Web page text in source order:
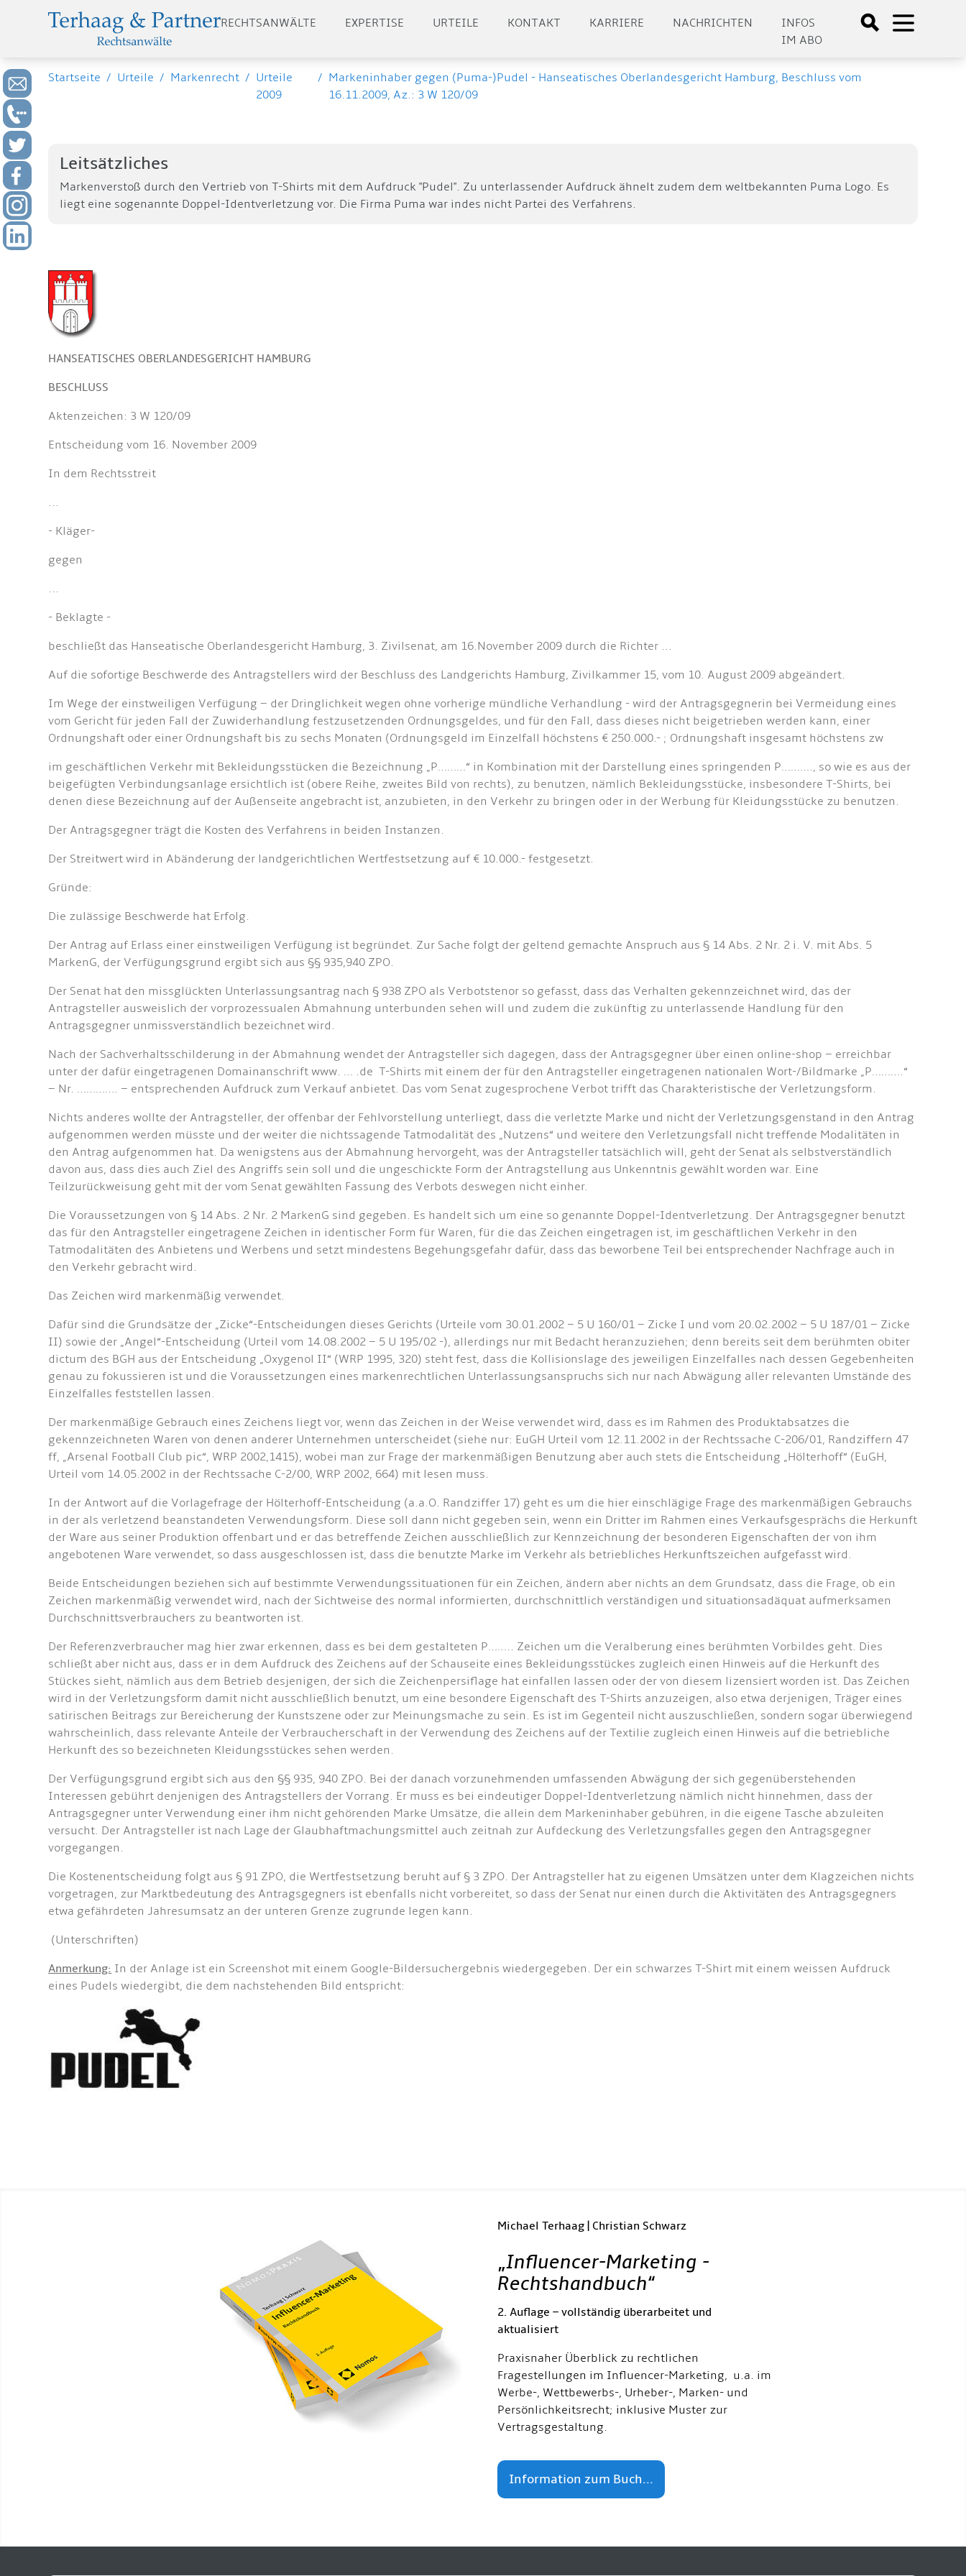
RECHTSANWÄLTE EXPERTISE URTEILE KONTAKT KARRIERE NACHRICHTEN
INFOS
IM ABO
Startseite / Urteile / Markenrecht / Urteile
2009
/ Markeninhaber gegen (Puma-)Pudel - Hanseatisches Oberlandesgericht Hamburg, Beschluss vom
16.11.2009, Az.: 3 W 120/09
Leitsätzliches
Markenverstoß durch den Vertrieb von T-Shirts mit dem Aufdruck "Pudel". Zu unterlassender Aufdruck ähnelt zudem dem weltbekannten Puma Logo. Es
liegt eine sogenannte Doppel-Identverletzung vor. Die Firma Puma war indes nicht Partei des Verfahrens.
HANSEATISCHES OBERLANDESGERICHT HAMBURG
BESCHLUSS
Aktenzeichen: 3 W 120/09
Entscheidung vom 16. November 2009
In dem Rechtsstreit
...
- Kläger-
gegen
...
- Beklagte -
beschließt das Hanseatische Oberlandesgericht Hamburg, 3. Zivilsenat, am 16.November 2009 durch die Richter ...
Auf die sofortige Beschwerde des Antragstellers wird der Beschluss des Landgerichts Hamburg, Zivilkammer 15, vom 10. August 2009 abgeändert.
Im Wege der einstweiligen Verfügung – der Dringlichkeit wegen ohne vorherige mündliche Verhandlung - wird der Antragsgegnerin bei Vermeidung eines
vom Gericht für jeden Fall der Zuwiderhandlung festzusetzenden Ordnungsgeldes, und für den Fall, dass dieses nicht beigetrieben werden kann, einer
Ordnungshaft oder einer Ordnungshaft bis zu sechs Monaten (Ordnungsgeld im Einzelfall höchstens € 250.000.- ; Ordnungshaft insgesamt höchstens zw
im geschäftlichen Verkehr mit Bekleidungsstücken die Bezeichnung „P………“ in Kombination mit der Darstellung eines springenden P………., so wie es aus der
beigefügten Verbindungsanlage ersichtlich ist (obere Reihe, zweites Bild von rechts), zu benutzen, nämlich Bekleidungsstücke, insbesondere T-Shirts, bei
denen diese Bezeichnung auf der Außenseite angebracht ist, anzubieten, in den Verkehr zu bringen oder in der Werbung für Kleidungsstücke zu benutzen.
Der Antragsgegner trägt die Kosten des Verfahrens in beiden Instanzen.
Der Streitwert wird in Abänderung der landgerichtlichen Wertfestsetzung auf € 10.000.- festgesetzt.
Gründe:
Die zulässige Beschwerde hat Erfolg.
Der Antrag auf Erlass einer einstweiligen Verfügung ist begründet. Zur Sache folgt der geltend gemachte Anspruch aus § 14 Abs. 2 Nr. 2 i. V. mit Abs. 5
MarkenG, der Verfügungsgrund ergibt sich aus §§ 935,940 ZPO.
Der Senat hat den missglückten Unterlassungsantrag nach § 938 ZPO als Verbotstenor so gefasst, dass das Verhalten gekennzeichnet wird, das der
Antragsteller ausweislich der vorprozessualen Abmahnung unterbunden sehen will und zudem die zukünftig zu unterlassende Handlung für den
Antragsgegner unmissverständlich bezeichnet wird.
Nach der Sachverhaltsschilderung in der Abmahnung wendet der Antragsteller sich dagegen, dass der Antragsgegner über einen online-shop – erreichbar
unter der dafür eingetragenen Domainanschrift www. … .de T-Shirts mit einem der für den Antragsteller eingetragenen nationalen Wort-/Bildmarke „P……….“
– Nr. …………. – entsprechenden Aufdruck zum Verkauf anbietet. Das vom Senat zugesprochene Verbot trifft das Charakteristische der Verletzungsform.
Nichts anderes wollte der Antragsteller, der offenbar der Fehlvorstellung unterliegt, dass die verletzte Marke und nicht der Verletzungsgenstand in den Antrag
aufgenommen werden müsste und der weiter die nichtssagende Tatmodalität des „Nutzens“ und weitere den Verletzungsfall nicht treffende Modalitäten in
den Antrag aufgenommen hat. Da wenigstens aus der Abmahnung hervorgeht, was der Antragsteller tatsächlich will, geht der Senat als selbstverständlich
davon aus, dass dies auch Ziel des Angriffs sein soll und die ungeschickte Form der Antragstellung aus Unkenntnis gewählt worden war. Eine
Teilzurückweisung geht mit der vom Senat gewählten Fassung des Verbots deswegen nicht einher.
Die Voraussetzungen von § 14 Abs. 2 Nr. 2 MarkenG sind gegeben. Es handelt sich um eine so genannte Doppel-Identverletzung. Der Antragsgegner benutzt
das für den Antragsteller eingetragene Zeichen in identischer Form für Waren, für die das Zeichen eingetragen ist, im geschäftlichen Verkehr in den
Tatmodalitäten des Anbietens und Werbens und setzt mindestens Begehungsgefahr dafür, dass das beworbene Teil bei entsprechender Nachfrage auch in
den Verkehr gebracht wird.
Das Zeichen wird markenmäßig verwendet.
Dafür sind die Grundsätze der „Zicke“-Entscheidungen dieses Gerichts (Urteile vom 30.01.2002 – 5 U 160/01 – Zicke I und vom 20.02.2002 – 5 U 187/01 – Zicke
II) sowie der „Angel“-Entscheidung (Urteil vom 14.08.2002 – 5 U 195/02 -), allerdings nur mit Bedacht heranzuziehen; denn bereits seit dem berühmten obiter
dictum des BGH aus der Entscheidung „Oxygenol II“ (WRP 1995, 320) steht fest, dass die Kollisionslage des jeweiligen Einzelfalles nach dessen Gegebenheiten
genau zu fokussieren ist und die Voraussetzungen eines markenrechtlichen Unterlassungsanspruchs sich nur nach Abwägung aller relevanten Umstände des
Einzelfalles feststellen lassen.
Der markenmäßige Gebrauch eines Zeichens liegt vor, wenn das Zeichen in der Weise verwendet wird, dass es im Rahmen des Produktabsatzes die
gekennzeichneten Waren von denen anderer Unternehmen unterscheidet (siehe nur: EuGH Urteil vom 12.11.2002 in der Rechtssache C-206/01, Randziffern 47
ff, „Arsenal Football Club pic“, WRP 2002,1415), wobei man zur Frage der markenmäßigen Benutzung aber auch stets die Entscheidung „Hölterhoff“ (EuGH,
Urteil vom 14.05.2002 in der Rechtssache C-2/00, WRP 2002, 664) mit lesen muss.
In der Antwort auf die Vorlagefrage der Hölterhoff-Entscheidung (a.a.O. Randziffer 17) geht es um die hier einschlägige Frage des markenmäßigen Gebrauchs
in der als verletzend beanstandeten Verwendungsform. Diese soll dann nicht gegeben sein, wenn ein Dritter im Rahmen eines Verkaufsgesprächs die Herkunft
der Ware aus seiner Produktion offenbart und er das betreffende Zeichen ausschließlich zur Kennzeichnung der besonderen Eigenschaften der von ihm
angebotenen Ware verwendet, so dass ausgeschlossen ist, dass die benutzte Marke im Verkehr als betriebliches Herkunftszeichen aufgefasst wird.
Beide Entscheidungen beziehen sich auf bestimmte Verwendungssituationen für ein Zeichen, ändern aber nichts an dem Grundsatz, dass die Frage, ob ein
Zeichen markenmäßig verwendet wird, nach der Sichtweise des normal informierten, durchschnittlich verständigen und situationsadäquat aufmerksamen
Durchschnittsverbrauchers zu beantworten ist.
Der Referenzverbraucher mag hier zwar erkennen, dass es bei dem gestalteten P…….. Zeichen um die Veralberung eines berühmten Vorbildes geht. Dies
schließt aber nicht aus, dass er in dem Aufdruck des Zeichens auf der Schauseite eines Bekleidungsstückes zugleich einen Hinweis auf die Herkunft des
Stückes sieht, nämlich aus dem Betrieb desjenigen, der sich die Zeichenpersiflage hat einfallen lassen oder der von diesem lizensiert worden ist. Das Zeichen
wird in der Verletzungsform damit nicht ausschließlich benutzt, um eine besondere Eigenschaft des T-Shirts anzuzeigen, also etwa derjenigen, Träger eines
satirischen Beitrags zur Bereicherung der Kunstszene oder zur Meinungsmache zu sein. Es ist im Gegenteil nicht auszuschließen, sondern sogar überwiegend
wahrscheinlich, dass relevante Anteile der Verbraucherschaft in der Verwendung des Zeichens auf der Textilie zugleich einen Hinweis auf die betriebliche
Herkunft des so bezeichneten Kleidungsstückes sehen werden.
Der Verfügungsgrund ergibt sich aus den §§ 935, 940 ZPO. Bei der danach vorzunehmenden umfassenden Abwägung der sich gegenüberstehenden
Interessen gebührt denjenigen des Antragstellers der Vorrang. Er muss es bei eindeutiger Doppel-Identverletzung nämlich nicht hinnehmen, dass der
Antragsgegner unter Verwendung einer ihm nicht gehörenden Marke Umsätze, die allein dem Markeninhaber gebühren, in die eigene Tasche abzuleiten
versucht. Der Antragsteller ist nach Lage der Glaubhaftmachungsmittel auch zeitnah zur Aufdeckung des Verletzungsfalles gegen den Antragsgegner
vorgegangen.
Die Kostenentscheidung folgt aus § 91 ZPO, die Wertfestsetzung beruht auf § 3 ZPO. Der Antragsteller hat zu eigenen Umsätzen unter dem Klagzeichen nichts
vorgetragen, zur Marktbedeutung des Antragsgegners ist ebenfalls nicht vorbereitet, so dass der Senat nur einen durch die Aktivitäten des Antragsgegners
etwa gefährdeten Jahresumsatz an der unteren Grenze zugrunde legen kann.
(Unterschriften)
Anmerkung: In der Anlage ist ein Screenshot mit einem Google-Bildersuchergebnis wiedergegeben. Der ein schwarzes T-Shirt mit einem weissen Aufdruck
eines Pudels wiedergibt, die dem nachstehenden Bild entspricht:
Michael Terhaag | Christian Schwarz
„Influencer-Marketing -
Rechtshandbuch“
2. Auflage – vollständig überarbeitet und
aktualisiert
Praxisnaher Überblick zu rechtlichen
Fragestellungen im Influencer-Marketing, u.a. im
Werbe-, Wettbewerbs-, Urheber-, Marken- und
Persönlichkeitsrecht; inklusive Muster zur
Vertragsgestaltung.
Information zum Buch...